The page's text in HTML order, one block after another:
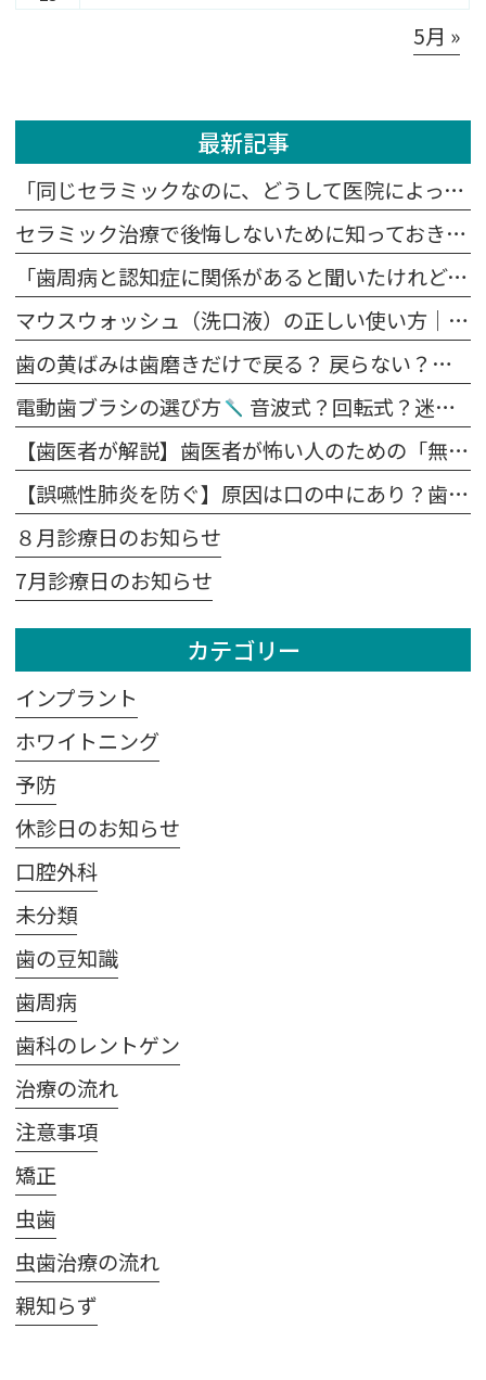
5月 »
最新記事
「同じセラミックなのに、どうして医院によって値段が違うの？」
セラミック治療で後悔しないために知っておきたい5つの注意点
「歯周病と認知症に関係があると聞いたけれど、本当？」
マウスウォッシュ（洗口液）の正しい使い方｜歯磨きの前？後？効果を高めるポイント
歯の黄ばみは歯磨きだけで戻る？ 戻らない？原因別に解説します
電動歯ブラシの選び方
音波式？回転式？迷ったらこれを見てください。
【歯医者が解説】歯医者が怖い人のための「無痛治療」の裏側｜麻酔の痛みを抑える4つの工夫
【誤嚥性肺炎を防ぐ】原因は口の中にあり？歯科医が教える予防法
８月診療日のお知らせ
7月診療日のお知らせ
カテゴリー
インプラント
ホワイトニング
予防
休診日のお知らせ
口腔外科
未分類
歯の豆知識
歯周病
歯科のレントゲン
治療の流れ
注意事項
矯正
虫歯
虫歯治療の流れ
親知らず